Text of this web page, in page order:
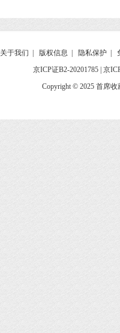
关于我们 版权信息 隐私保护
京ICP证B2-20201785 京
Copyright © 2025 首席收